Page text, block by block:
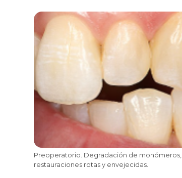
Preoperatorio. Degradación de monómeros,
restauraciones rotas y envejecidas.